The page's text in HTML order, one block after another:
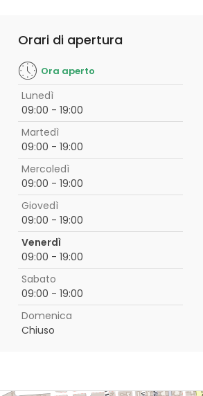
Orari di apertura
Ora aperto
Lunedì
09:00 - 19:00
Martedì
09:00 - 19:00
Mercoledì
09:00 - 19:00
Giovedì
09:00 - 19:00
Venerdì
09:00 - 19:00
Sabato
09:00 - 19:00
Domenica
Chiuso